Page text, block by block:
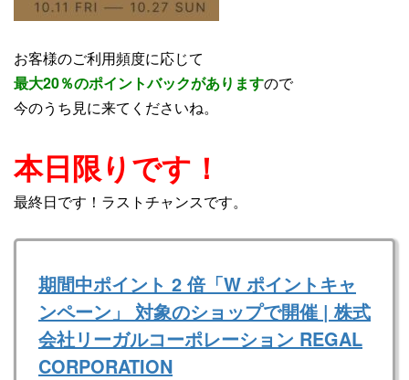
お客様のご利用頻度に応じて
最大20％のポイントバックがありますので
今のうち見に来てくださいね。
本日限りです！
最終日です！ラストチャンスです。
期間中ポイント 2 倍「W ポイントキャ
ンペーン」 対象のショップで開催 | 株式
会社リーガルコーポレーション REGAL
CORPORATION